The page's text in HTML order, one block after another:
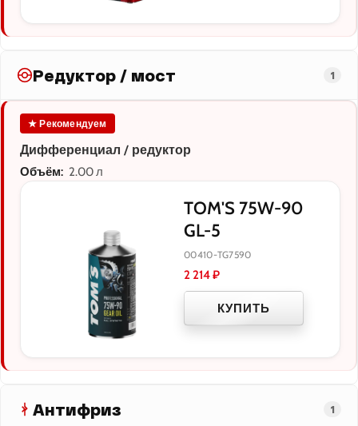
Редуктор / мост 1
★ Рекомендуем
Дифференциал / редуктор
Объём: 2.00 л
TOM'S 75W-90
GL-5
00410-TG7590
2 214₽
КУПИТЬ
Антифриз 1